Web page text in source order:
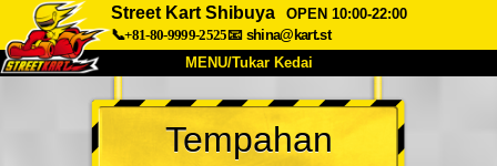
Street Kart Shibuya
OPEN 10:00-22:00
📞+81-80-9999-2525📧 shina@kart.st
MENU/Tukar Kedai
UTAMA
Tentang Spesifikasi Harga
Tempahan